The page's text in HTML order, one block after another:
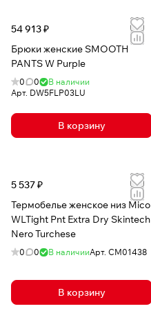
54 913 ₽
Брюки женские SMOOTH
PANTS W Purple
0 0
В наличии
Арт. DW5FLP03LU
В корзину
5 537 ₽
Термобелье женское низ Mico
WLTight Pnt Extra Dry Skintech
Nero Turchese
0 0 В наличииАрт. CM01438
В корзину